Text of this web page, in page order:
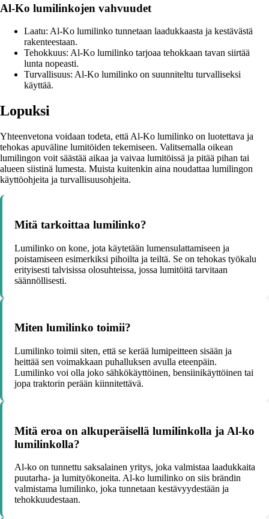
Al-Ko lumilinkojen vahvuudet
Laatu: Al-Ko lumilinko tunnetaan laadukkaasta ja kestävästä
rakenteestaan.
Tehokkuus: Al-Ko lumilinko tarjoaa tehokkaan tavan siirtää
lunta nopeasti.
Turvallisuus: Al-Ko lumilinko on suunniteltu turvalliseksi
käyttää.
Lopuksi
Yhteenvetona voidaan todeta, että Al-Ko lumilinko on luotettava ja
tehokas apuväline lumitöiden tekemiseen. Valitsemalla oikean
lumilingon voit säästää aikaa ja vaivaa lumitöissä ja pitää pihan tai
alueen siistinä lumesta. Muista kuitenkin aina noudattaa lumilingon
käyttöohjeita ja turvallisuusohjeita.
Mitä tarkoittaa lumilinko?
Lumilinko on kone, jota käytetään lumensulattamiseen ja
poistamiseen esimerkiksi pihoilta ja teiltä. Se on tehokas työkalu
erityisesti talvisissa olosuhteissa, jossa lumitöitä tarvitaan
säännöllisesti.
Miten lumilinko toimii?
Lumilinko toimii siten, että se kerää lumipeitteen sisään ja
heittää sen voimakkaan puhalluksen avulla eteenpäin.
Lumilinko voi olla joko sähkökäyttöinen, bensiinikäyttöinen tai
jopa traktorin perään kiinnitettävä.
Mitä eroa on alkuperäisellä lumilinkolla ja Al-ko
lumilinkolla?
Al-ko on tunnettu saksalainen yritys, joka valmistaa laadukkaita
puutarha- ja lumityökoneita. Al-ko lumilinko on siis brändin
valmistama lumilinko, joka tunnetaan kestävyydestään ja
tehokkuudestaan.